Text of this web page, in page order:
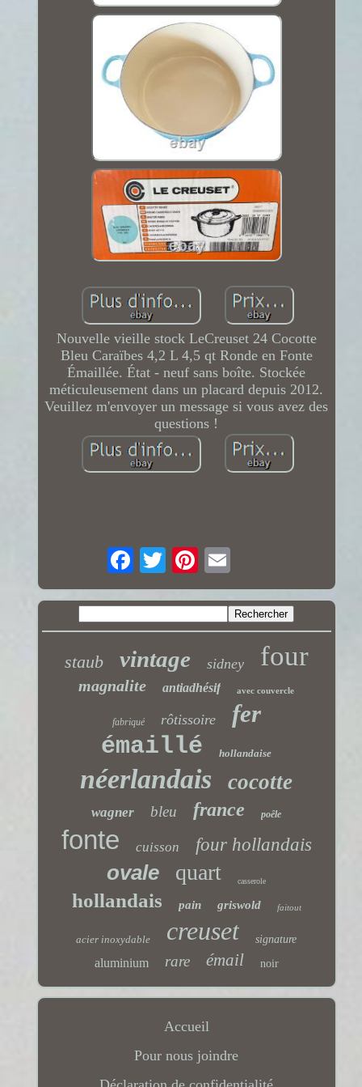
Nouvelle vieille stock LeCreuset 24 Cocotte
Bleu Caraïbes 4,2 L 4,5 qt Ronde en Fonte
Émaillée. État - neuf sans boîte. Stockée
méticuleusement dans un placard depuis 2012.
Veuillez m'envoyer un message si vous avez des
questions !
staub vintage sidney four
magnalite antiadhésif avec couvercle
fabriqué rôtissoire fer
émaillé hollandaise
néerlandais cocotte
wagner bleu france poêle
fonte cuisson four hollandais
ovale quart casserole
hollandais pain griswold faitout
acier inoxydable creuset signature
aluminium rare émail noir
Accueil
Pour nous joindre